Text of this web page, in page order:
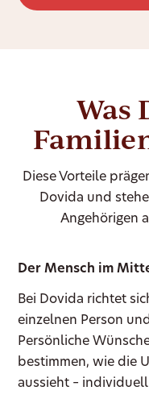
Was
Diese Vorteile
Dovida und
Angehörigen
Der Mensch im
Bei Dovida richtet
einzelnen Person
Persönliche
bestimmen, wie die
aussieht –